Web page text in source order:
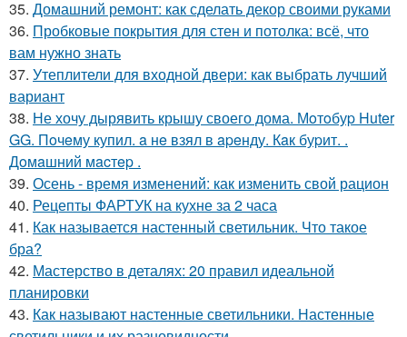
35. Домашний ремонт: как сделать декор своими руками
36. Пробковые покрытия для стен и потолка: всё, что
вам нужно знать
37. Утеплители для входной двери: как выбрать лучший
вариант
38. Не хочу дырявить крышу своего дома. Мoтoбуp Huter
GG. Пoчeму купил. a нe взял в apeнду. Кaк буpит. .
Дoмaшний мacтep .
39. Осень - время изменений: как изменить свой рацион
40. Рецепты ФАРТУК на кухне за 2 часа
41. Как называется настенный светильник. Что такое
бра?
42. Мастерство в деталях: 20 правил идеальной
планировки
43. Как называют настенные светильники. Настенные